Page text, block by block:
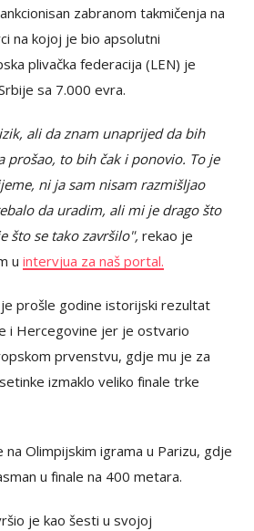
zabranom takmičenja na
na kojoj je bio apsolutni
plivačka federacija (LEN) je
sa 7.000 evra.
ali da znam unaprijed da bih
prošao, to bih čak i ponovio. To je
ni ja sam nisam razmišljao
da uradim, ali mi je drago što
što se tako završilo", rekao je
u intervjua za naš portal.
prošle godine istorijski rezultat
i Hercegovine jer je ostvario
prvenstvu, gdje mu je za
izmaklo veliko finale trke
Olimpijskim igrama u Parizu, gdje
u finale na 400 metara.
je kao šesti u svojoj